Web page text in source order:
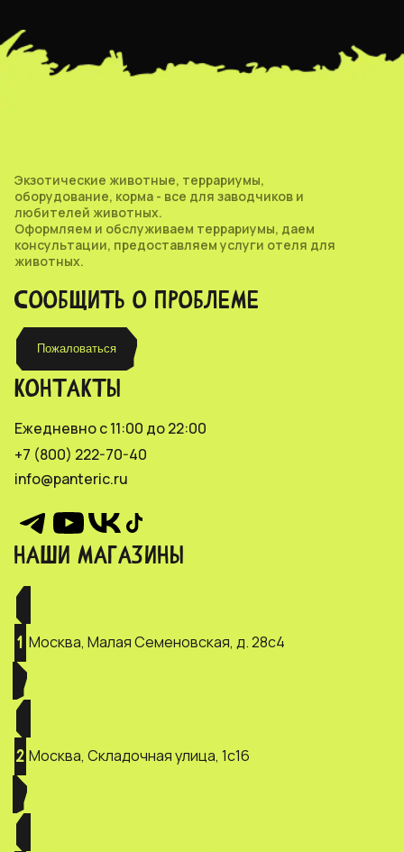
Экзотические животные, террариумы,
оборудование, корма - все для заводчиков и
любителей животных.
Оформляем и обслуживаем террариумы, даем
консультации, предоставляем услуги отеля для
животных.
СООБЩИТЬ О ПРОБЛЕМЕ
Пожаловаться
НАШИ МАГАЗИНЫ
1 Москва, Малая Семеновская, д. 28с4
2 Москва, Складочная улица, 1с16
КОНТАКТЫ
Ежедневно с 11:00 до 22:00
+7 (800) 222-70-40
info@panteric.ru